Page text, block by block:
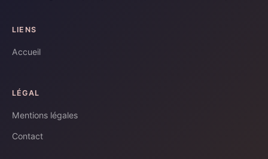
LIENS
Accueil
LÉGAL
Mentions légales
Contact